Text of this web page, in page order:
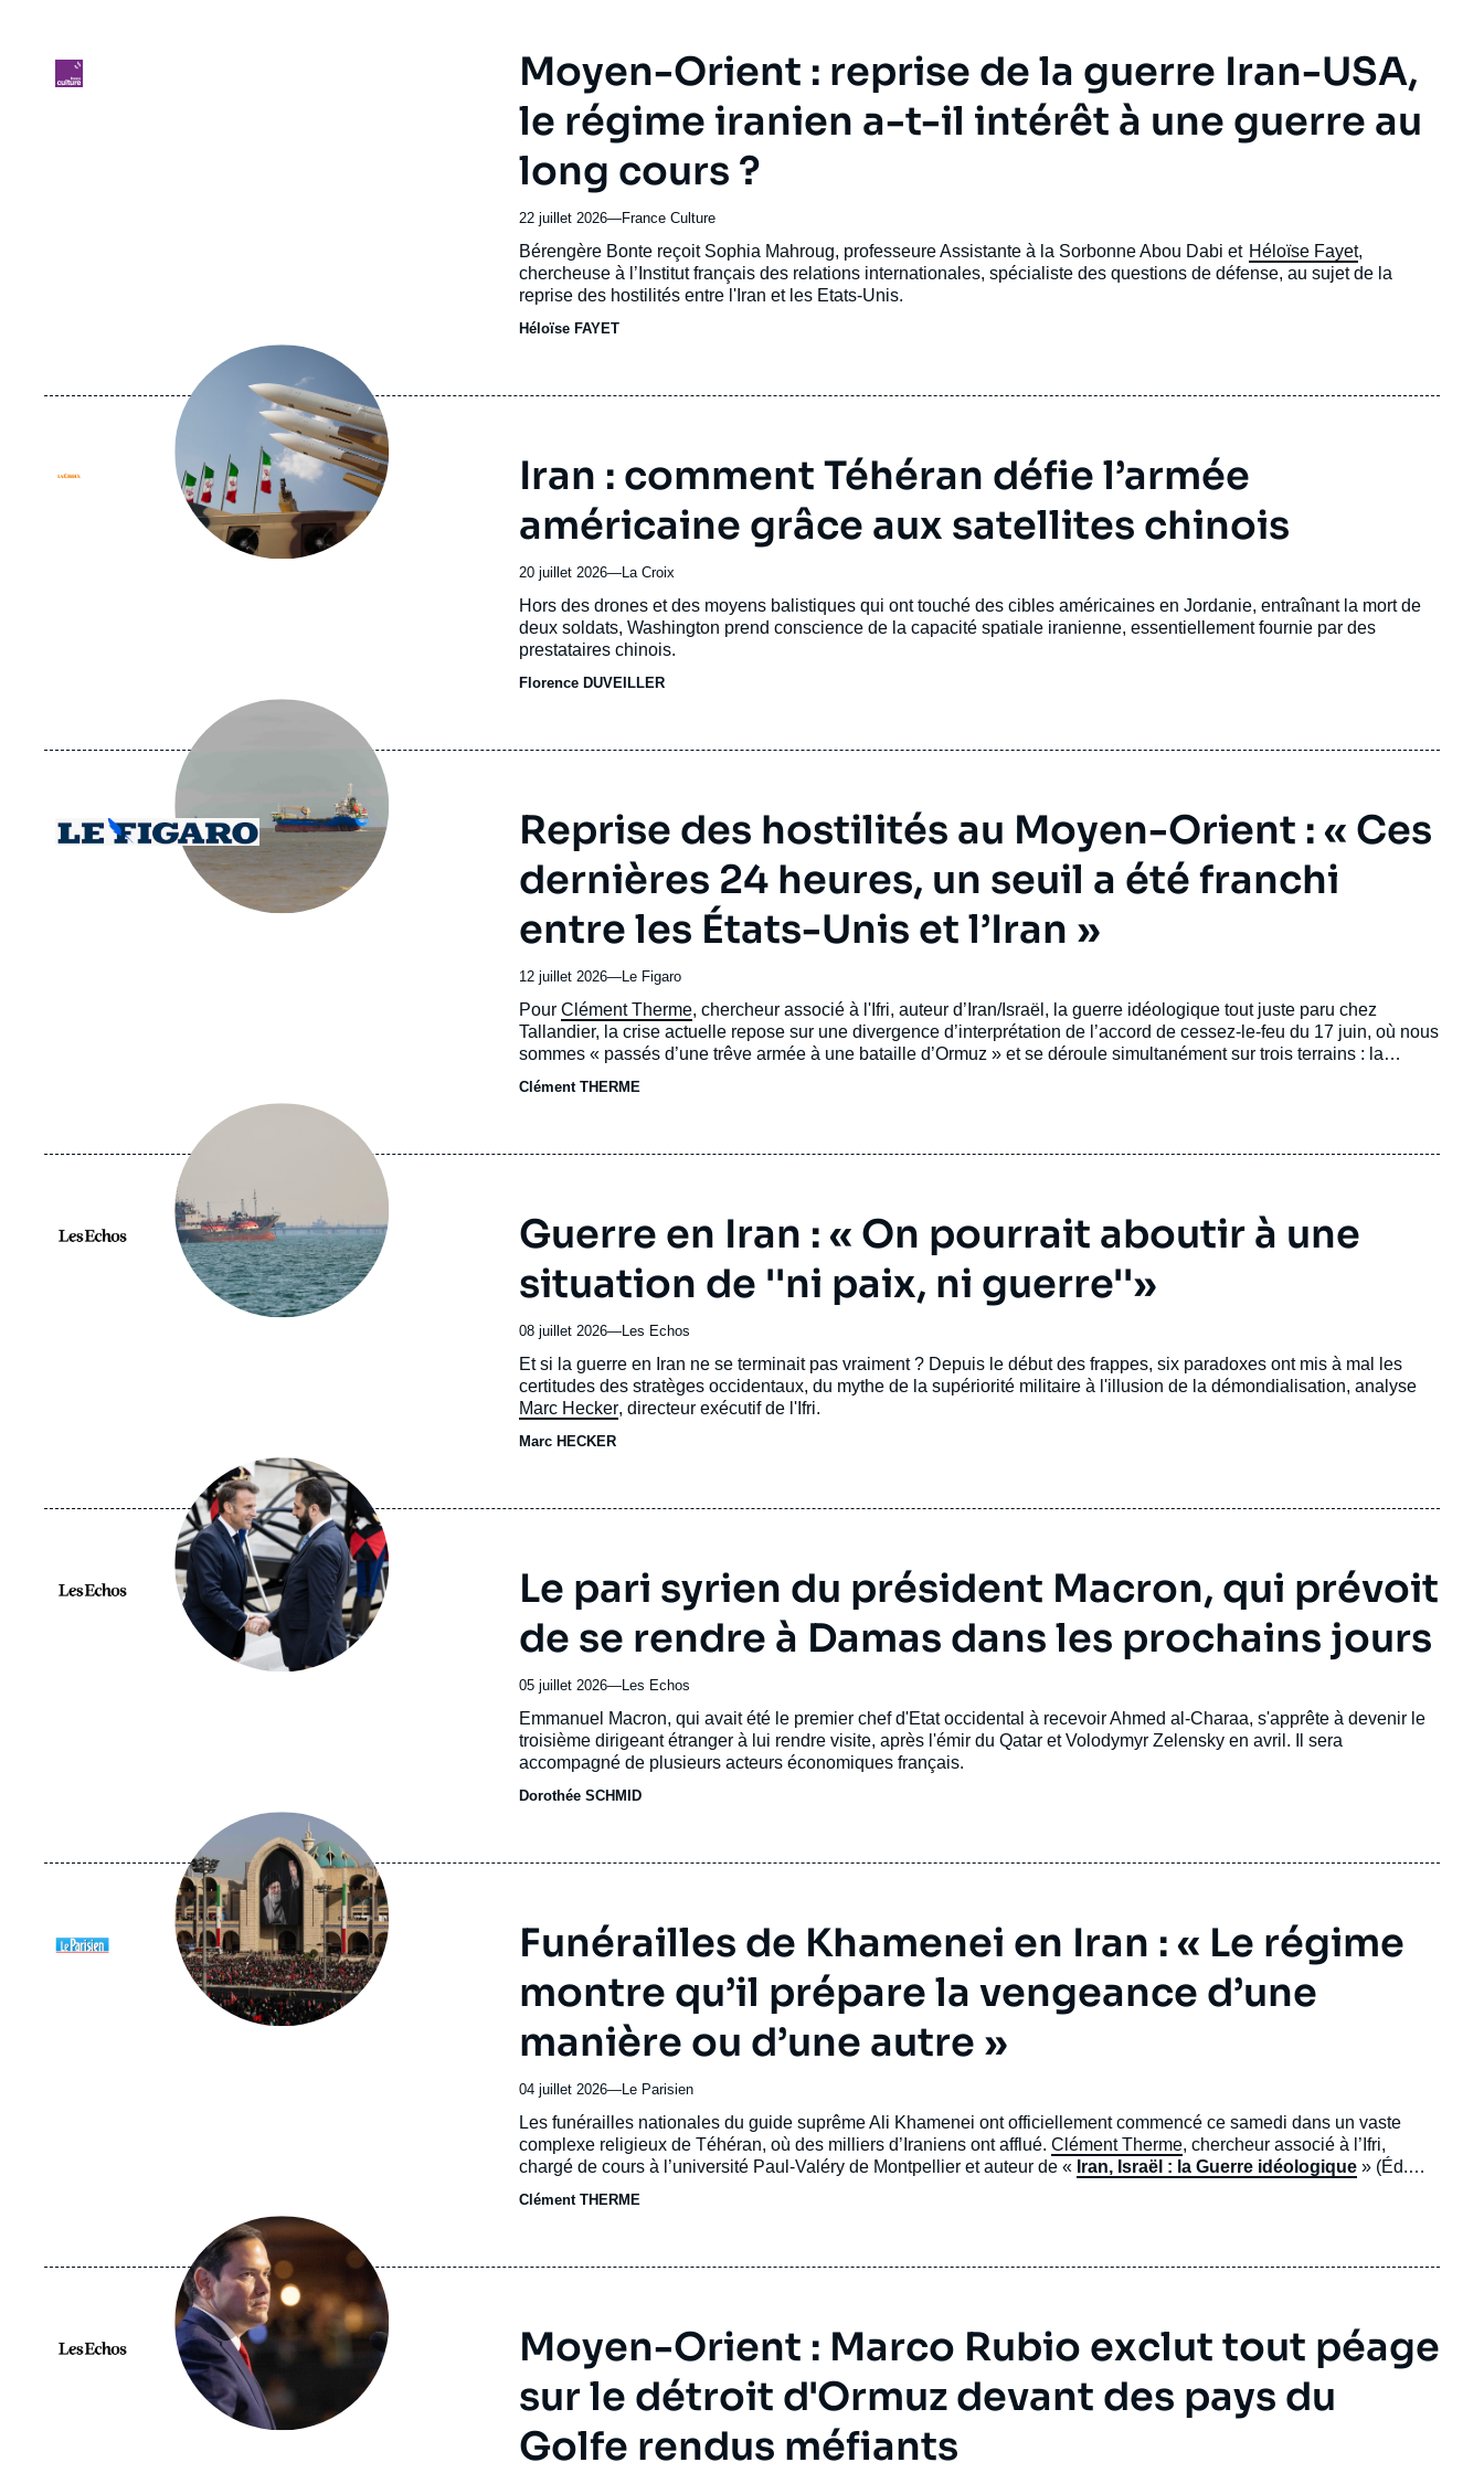
Logo
URL
Spotify
Moyen-Orient : reprise de la guerre Iran-USA,
le régime iranien a-t-il intérêt à une guerre au
long cours ?
22 juillet 2026—Nom
journal,
revue
ou
France Culture
Accroche
Bérengère Bonte reçoit Sophia Mahroug, professeure Assistante à la Sorbonne Abou Dabi et Héloïse Fayet,
chercheuse à l’Institut français des relations internationales, spécialiste des questions de défense, au sujet de la
reprise des hostilités entre l'Iran et les Etats-Unis.
Héloïse FAYET
Logo
principale
médiatique
Iran : comment Téhéran défie l’armée
américaine grâce aux satellites chinois
20 juillet 2026—Nom
journal,
revue
ou
émission
La Croix
Accroche
Hors des drones et des moyens balistiques qui ont touché des cibles américaines en Jordanie, entraînant la mort de
deux soldats, Washington prend conscience de la capacité spatiale iranienne, essentiellement fournie par des
prestataires chinois.
Florence DUVEILLER
Logo
principale
médiatique
Reprise des hostilités au Moyen-Orient : « Ces
dernières 24 heures, un seuil a été franchi
entre les États-Unis et l’Iran »
12 juillet 2026—Nom
du
journal,
revue
ou
émission
Le Figaro
Accroche
Pour Clément Therme, chercheur associé à l'Ifri, auteur d’Iran/Israël, la guerre idéologique tout juste paru chez
Tallandier, la crise actuelle repose sur une divergence d’interprétation de l’accord de cessez-le-feu du 17 juin, où nous
sommes « passés d’une trêve armée à une bataille d’Ormuz » et se déroule simultanément sur trois terrains : la
négociation diplomatique, la guerre économique et l’affrontement militaire.
Clément THERME
Logo
principale
médiatique
Guerre en Iran : « On pourrait aboutir à une
situation de ''ni paix, ni guerre''»
08 juillet 2026—Nom
journal,
revue
ou
Les Echos
Accroche
Et si la guerre en Iran ne se terminait pas vraiment ? Depuis le début des frappes, six paradoxes ont mis à mal les
certitudes des stratèges occidentaux, du mythe de la supériorité militaire à l'illusion de la démondialisation, analyse
Marc Hecker, directeur exécutif de l'Ifri.
Marc HECKER
Logo
principale
médiatique
Le pari syrien du président Macron, qui prévoit
de se rendre à Damas dans les prochains jours
05 juillet 2026—Nom
journal,
revue
ou
émission
Les Echos
Accroche
Emmanuel Macron, qui avait été le premier chef d'Etat occidental à recevoir Ahmed al-Charaa, s'apprête à devenir le
troisième dirigeant étranger à lui rendre visite, après l'émir du Qatar et Volodymyr Zelensky en avril. Il sera
accompagné de plusieurs acteurs économiques français.
Dorothée SCHMID
Logo
principale
médiatique
Funérailles de Khamenei en Iran : « Le régime
montre qu’il prépare la vengeance d’une
manière ou d’une autre »
04 juillet 2026—Nom
journal,
revue
ou
émission
Le Parisien
Accroche
Les funérailles nationales du guide suprême Ali Khamenei ont officiellement commencé ce samedi dans un vaste
complexe religieux de Téhéran, où des milliers d’Iraniens ont afflué. Clément Therme, chercheur associé à l’Ifri,
chargé de cours à l’université Paul-Valéry de Montpellier et auteur de « Iran, Israël : la Guerre idéologique » (Éd.
Tallandier), décrypte cet événement aux allures de démonstration de force après la guerre contre Israël et les États-
Unis.
Clément THERME
Logo
principale
médiatique
Moyen-Orient : Marco Rubio exclut tout péage
sur le détroit d'Ormuz devant des pays du
Golfe rendus méfiants